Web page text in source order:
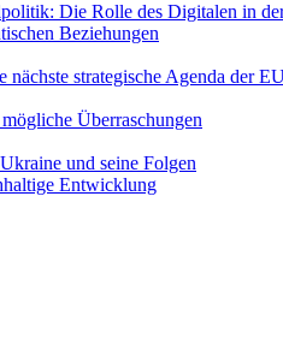
Die Rolle des Digitalen in
Beziehungen
strategische Agenda der
Überraschungen
und seine Folgen
Entwicklung